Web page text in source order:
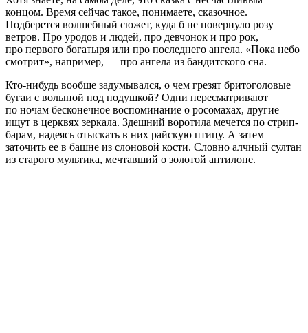
концом. Время сейчас такое, понимаете, сказочное.
Подберется волшебный сюжет, куда б не повернуло розу
ветров. Про уродов и людей, про девчонок и про рок,
про первого богатыря или про последнего ангела. «Пока небо
смотрит», например, — про ангела из бандитского сна.
Кто-нибудь вообще задумывался, о чем грезят бритоголовые
бугаи с волыной под подушкой? Одни пересматривают
по ночам бесконечное воспоминание о росомахах, другие
ищут в церквях зеркала. Здешний воротила мечется по стрип-
барам, надеясь отыскать в них райскую птицу. А затем —
заточить ее в башне из слоновой кости. Словно алчный султан
из старого мультика, мечтавший о золотой антилопе.